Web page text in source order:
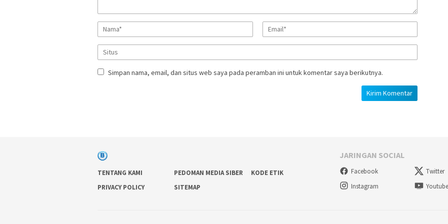
Simpan nama, email, dan situs web saya pada peramban ini untuk komentar saya berikutnya.
TENTANG KAMI PEDOMAN MEDIA SIBER
KODE ETIK
PRIVACY POLICY
SITEMAP
JARINGAN SOCIAL
Facebook Twitter
Instagram
Youtube